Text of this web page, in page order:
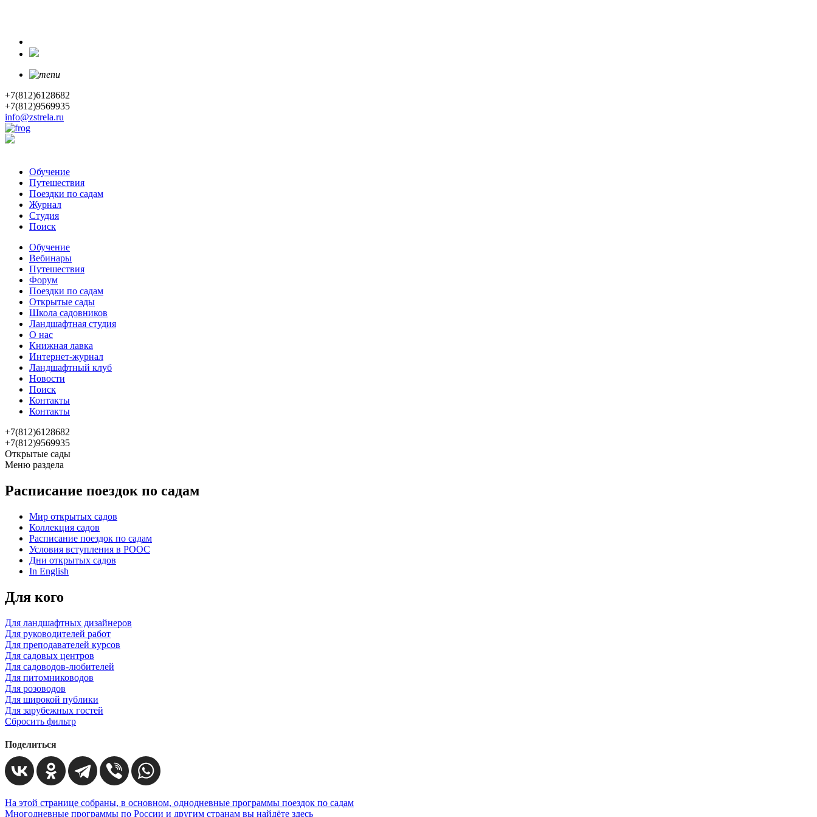
+7(812)6128682
+7(812)9569935
info@zstrela.ru
Обучение
Путешествия
Поездки по садам
Журнал
Студия
Поиск
Обучение
Вебинары
Путешествия
Форум
Поездки по садам
Открытые сады
Школа садовников
Ландшафтная студия
О нас
Книжная лавка
Интернет-журнал
Ландшафтный клуб
Новости
Поиск
Контакты
Контакты
+7(812)6128682
+7(812)9569935
Открытые сады
Меню раздела
Расписание поездок по садам
Мир открытых садов
Коллекция садов
Расписание поездок по садам
Условия вступления в РООС
Дни открытых садов
In English
Для кого
Для ландшафтных дизайнеров
Для руководителей работ
Для преподавателей курсов
Для садовых центров
Для садоводов-любителей
Для питомниководов
Для розоводов
Для широкой публики
Для зарубежных гостей
Сбросить фильтр
Поделиться
На этой странице собраны, в основном, однодневные программы поездок по садам
Многодневные программы по России и другим странам вы найдёте здесь